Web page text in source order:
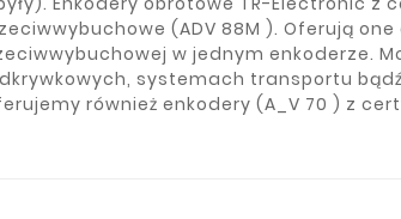
(ADV 88M ). Oferują one
w jednym enkoderze.
systemach transportu
również enkodery (A_V 70 ) z